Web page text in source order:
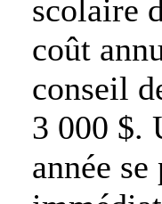
scolaire
coût
conseil
3 000 $.
année